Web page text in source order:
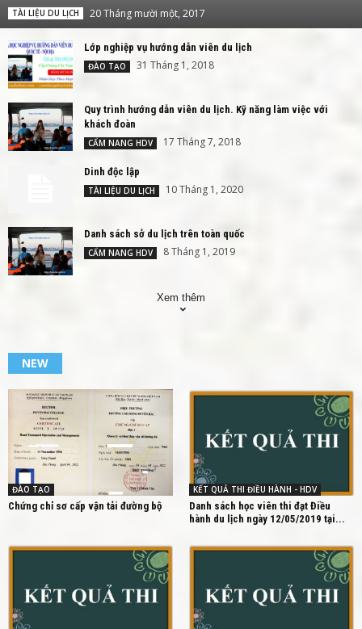
TÀI LIỆU DU LỊCH 20 Tháng mười một, 2017
Lớp nghiệp vụ hướng dẫn viên du lịch
ĐÀO TẠO 31 Tháng 1, 2018
Quy trình hướng dẫn viên du lịch. Kỹ năng làm việc với
khách đoàn
CẨM NANG HDV 17 Tháng 7, 2018
Dinh độc lập
TÀI LIỆU DU LỊCH 10 Tháng 1, 2020
Danh sách sở du lịch trên toàn quốc
CẨM NANG HDV 8 Tháng 1, 2019
Xem thêm
NEW
ĐÀO TẠO
Chứng chỉ sơ cấp vận tải đường bộ
KẾT QUẢ THI ĐIỀU HÀNH - HDV
Danh sách học viên thi đạt Điều
hành du lịch ngày 12/05/2019 tại...